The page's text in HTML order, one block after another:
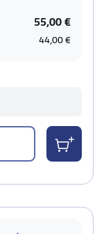
55,00 €
44,00 €